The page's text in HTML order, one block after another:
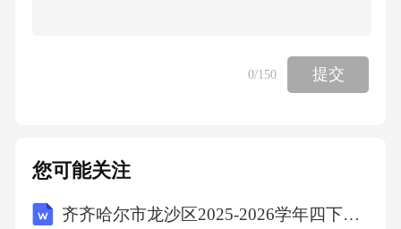
0/150 提交
您可能关注
齐齐哈尔市龙沙区2025-2026学年四下数学期末考试模拟试题含答案